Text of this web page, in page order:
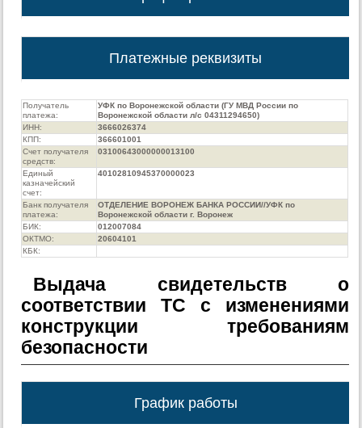
Платежные реквизиты
Получатель
платежа:
УФК по Воронежской области (ГУ МВД России по
Воронежской области л/с 04311294650)
ИНН:
3666026374
КПП:
366601001
Счет получателя
средств:
03100643000000013100
Единый
казначейский
счет:
40102810945370000023
Банк получателя
платежа:
ОТДЕЛЕНИЕ ВОРОНЕЖ БАНКА РОССИИ//УФК по
Воронежской области г. Воронеж
БИК:
012007084
ОКТМО:
20604101
КБК:
Выдача свидетельств о
соответствии ТС с изменениями
конструкции требованиям
безопасности
График работы